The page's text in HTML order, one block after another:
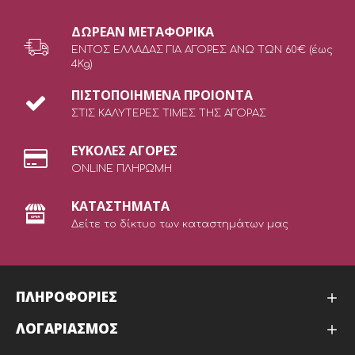
ΔΩΡEAN ΜΕΤΑΦΟΡΙΚΑ
ΕΝΤΟΣ ΕΛΛΑΔΑΣ ΓΙΑ ΑΓΟΡΕΣ ΑΝΩ ΤΩΝ 60€ (έως
4Kg)
ΠΙΣΤΟΠΟΙΗΜΕΝΑ ΠΡΟΙΟΝΤΑ
ΣΤΙΣ ΚΑΛΥΤΕΡΕΣ ΤΙΜΕΣ ΤΗΣ ΑΓΟΡΑΣ
ΕΥΚΟΛΕΣ ΑΓΟΡΕΣ
ONLINE ΠΛΗΡΩΜΗ
ΚΑΤΑΣΤΗΜΑΤΑ
Δείτε το δίκτυο των καταστημάτων μας
ΠΛΗΡΟΦΟΡΙΕΣ
ΛΟΓΑΡΙΑΣΜΟΣ